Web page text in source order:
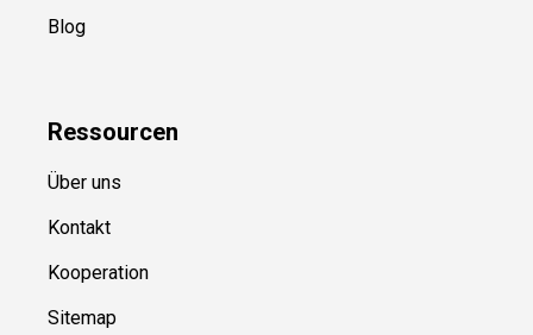
Blog
Ressourcen
Über uns
Kontakt
Kooperation
Sitemap